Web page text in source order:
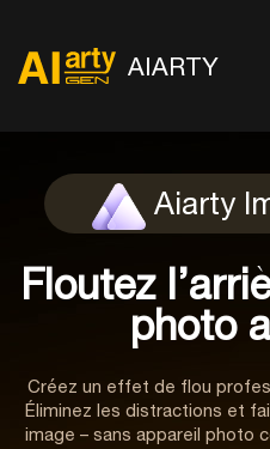
AIARTY
Aiarty
Floutez
photo
Créez un effet de flou
Éliminez les distractions et
image – sans appareil photo